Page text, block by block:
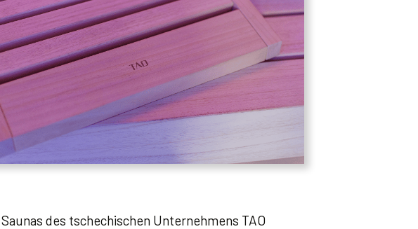
Saunas des tschechischen Unternehmens TAO